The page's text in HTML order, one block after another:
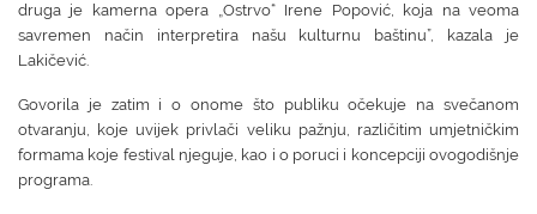
druga je kamerna opera „Ostrvo“ Irene Popović, koja na veoma
savremen način interpretira našu kulturnu baštinu”, kazala je
Lakičević.
Govorila je zatim i o onome što publiku očekuje na svečanom
otvaranju, koje uvijek privlači veliku pažnju, različitim umjetničkim
formama koje festival njeguje, kao i o poruci i koncepciji ovogodišnje
programa.